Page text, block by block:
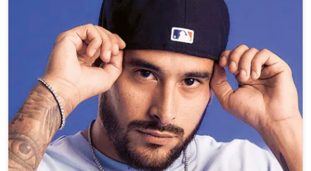
cierre de votación